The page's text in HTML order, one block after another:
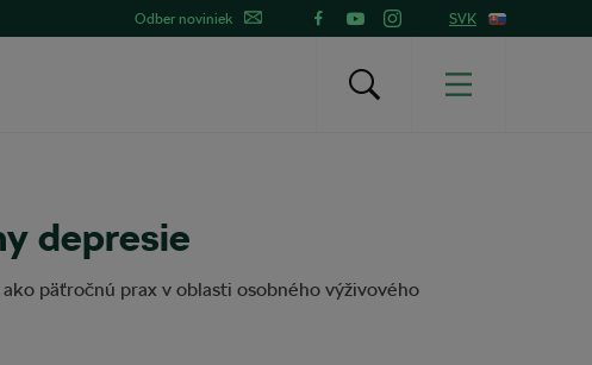
Odber noviniek SVK
depresie
päťročnú prax v oblasti osobného výživového